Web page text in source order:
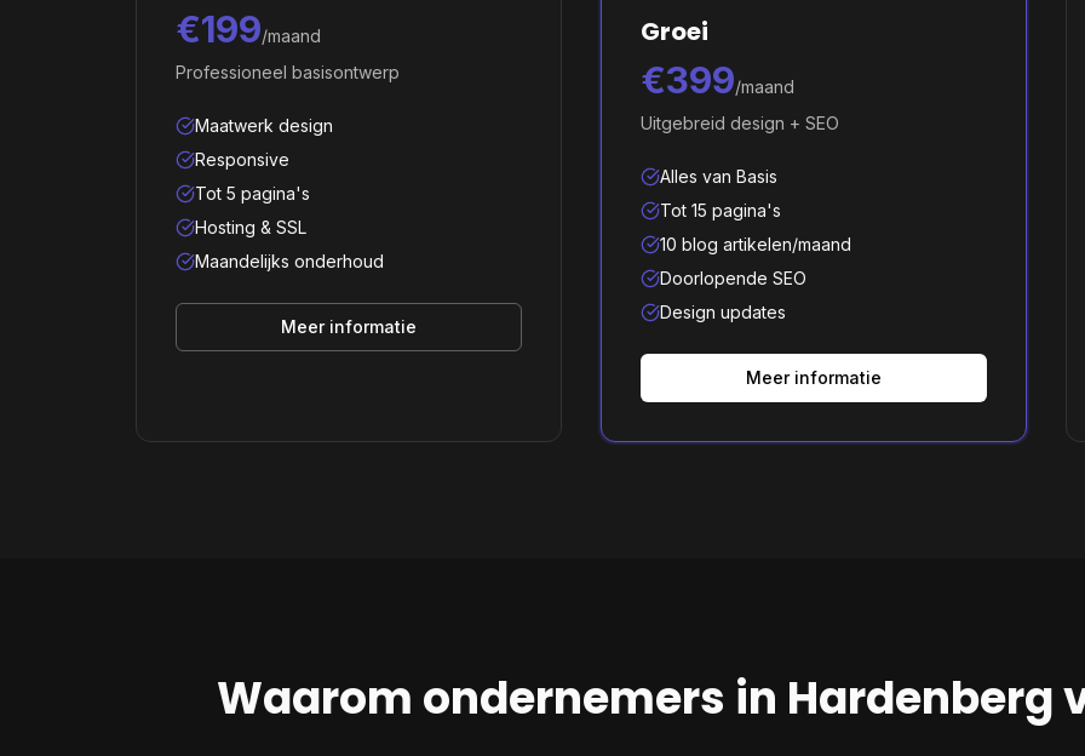
€199/maand
Professioneel basisontwerp
Maatwerk design
Responsive
Tot 5 pagina's
Hosting & SSL
Maandelijks onderhoud
Meer informatie
Groei
€399/maand
Uitgebreid design + SEO
Alles van Basis
Tot 15 pagina's
10 blog artikelen/maand
Doorlopende SEO
Design updates
Meer informatie
Waarom ondernemers in Hardenberg